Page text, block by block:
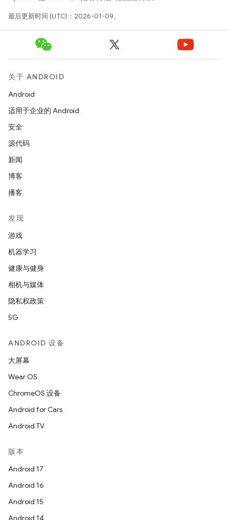
最后更新时间 (UTC)：2026-01-09。
关于 ANDROID
Android
适用于企业的 Android
安全
源代码
新闻
博客
播客
发现
游戏
机器学习
健康与健身
相机与媒体
隐私权政策
5G
ANDROID 设备
大屏幕
Wear OS
ChromeOS 设备
Android for Cars
Android TV
版本
Android 17
Android 16
Android 15
Android 14